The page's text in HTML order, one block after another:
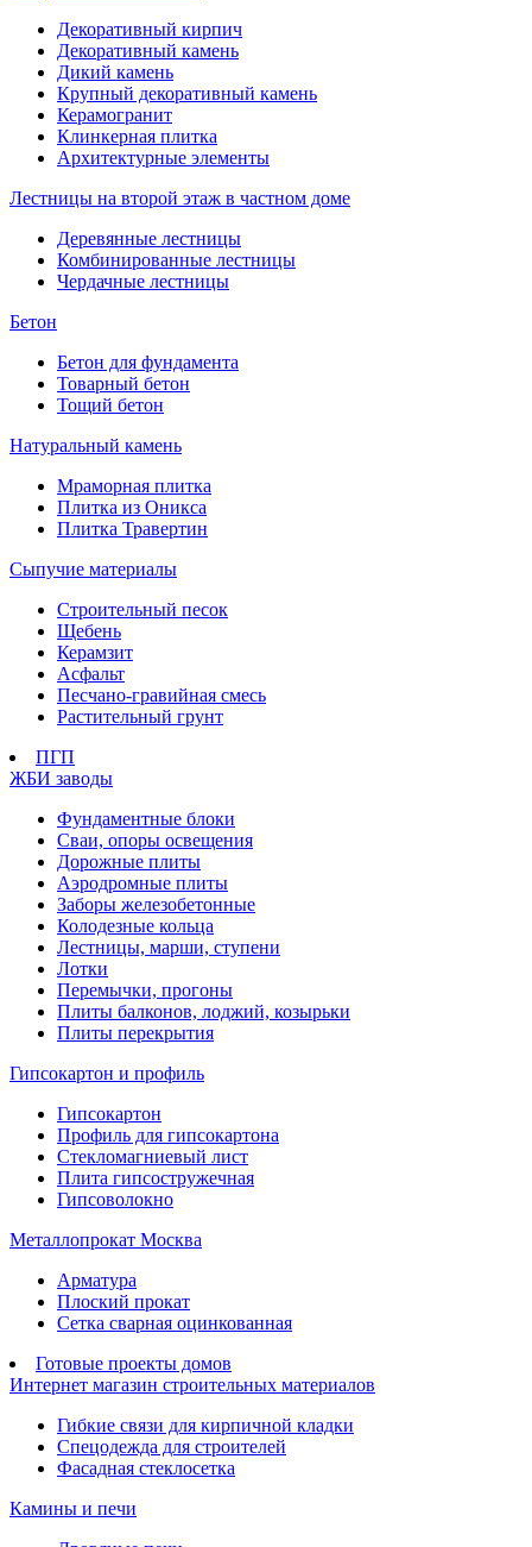
Декоративный кирпич
Декоративный камень
Дикий камень
Крупный декоративный камень
Керамогранит
Клинкерная плитка
Архитектурные элементы
Лестницы на второй этаж в частном доме
Деревянные лестницы
Комбинированные лестницы
Чердачные лестницы
Бетон
Бетон для фундамента
Товарный бетон
Тощий бетон
Натуральный камень
Мраморная плитка
Плитка из Оникса
Плитка Травертин
Сыпучие материалы
Строительный песок
Щебень
Керамзит
Асфальт
Песчано-гравийная смесь
Растительный грунт
ПГП
ЖБИ заводы
Фундаментные блоки
Сваи, опоры освещения
Дорожные плиты
Аэродромные плиты
Заборы железобетонные
Колодезные кольца
Лестницы, марши, ступени
Лотки
Перемычки, прогоны
Плиты балконов, лоджий, козырьки
Плиты перекрытия
Гипсокартон и профиль
Гипсокартон
Профиль для гипсокартона
Стекломагниевый лист
Плита гипсостружечная
Гипсоволокно
Металлопрокат Москва
Арматура
Плоский прокат
Сетка сварная оцинкованная
Готовые проекты домов
Интернет магазин строительных материалов
Гибкие связи для кирпичной кладки
Спецодежда для строителей
Фасадная стеклосетка
Камины и печи